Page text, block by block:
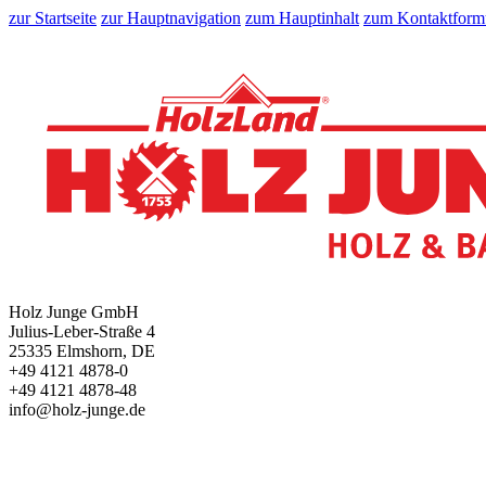
zur Startseite zur Hauptnavigation zum Hauptinhalt zum
Holz Junge GmbH
Julius-Leber-Straße 4
25335 Elmshorn, DE
+49 4121 4878-0
+49 4121 4878-48
info@holz-junge.de